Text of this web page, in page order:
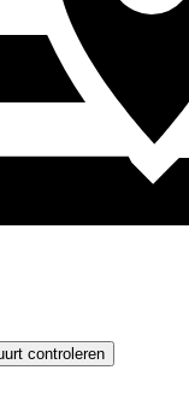
controleren